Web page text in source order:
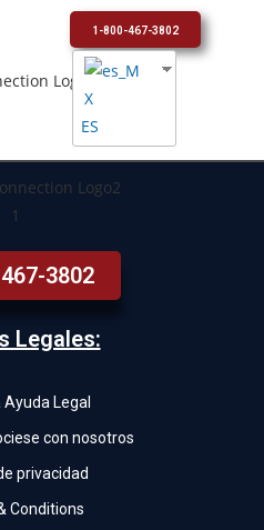
1-800-467-3802
ES
3802
Legales:
Legal
con nosotros
privacidad
Conditions